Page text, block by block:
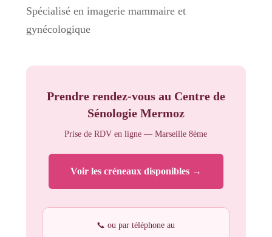
Spécialisé en imagerie mammaire et
gynécologique
Prendre rendez-vous au Centre de
Sénologie Mermoz
Prise de RDV en ligne — Marseille 8ème
Voir les créneaux disponibles →
📞 ou par téléphone au